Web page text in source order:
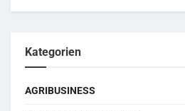
Kategorien
AGRIBUSINESS